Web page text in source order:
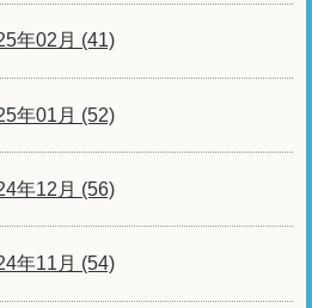
年02月 (41)
年01月 (52)
年12月 (56)
年11月 (54)